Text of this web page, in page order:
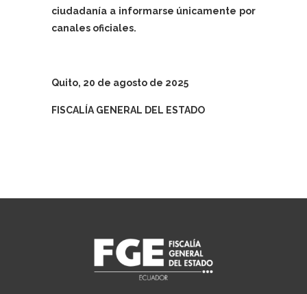
ciudadanía a informarse únicamente por
canales oficiales.
Quito, 20 de agosto de 2025
FISCALÍA GENERAL DEL ESTADO